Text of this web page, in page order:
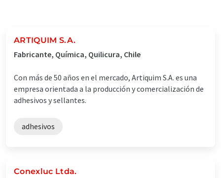
ARTIQUIM S.A.
Fabricante, Química, Quilicura, Chile
Con más de 50 años en el mercado, Artiquim S.A. es una
empresa orientada a la producción y comercialización de
adhesivos y sellantes.
adhesivos
Conexluc Ltda.